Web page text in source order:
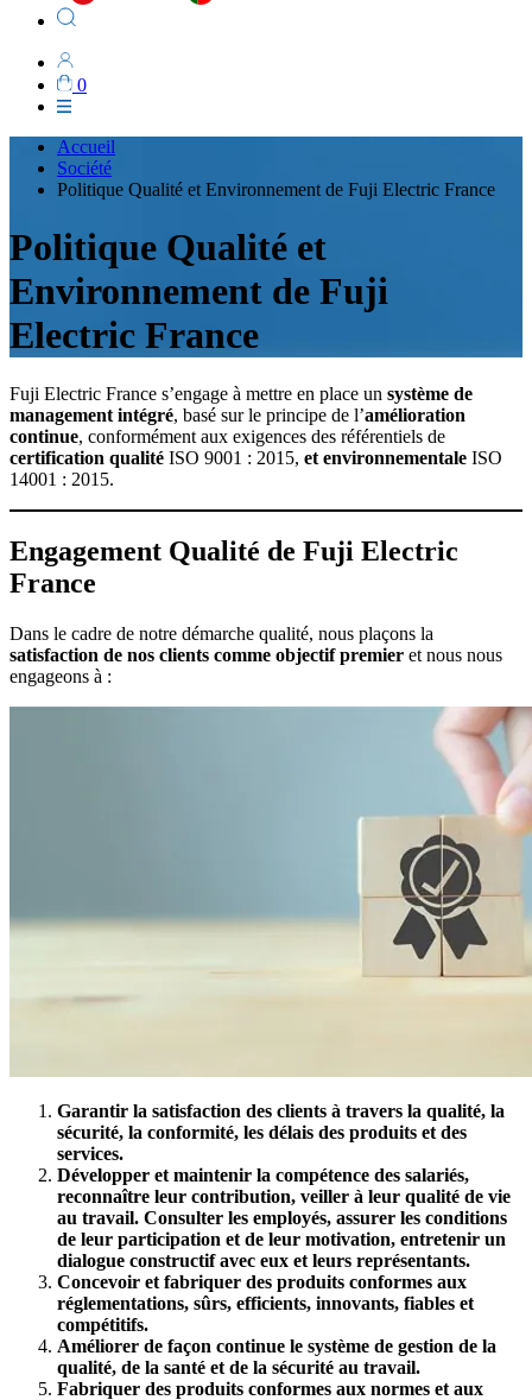
0
Accueil
Société
Politique Qualité et Environnement de Fuji Electric France
Politique Qualité et
Environnement de Fuji
Electric France
Fuji Electric France s’engage à mettre en place un système de
management intégré, basé sur le principe de l’amélioration
continue, conformément aux exigences des référentiels de
certification qualité ISO 9001 : 2015, et environnementale ISO
14001 : 2015.
Engagement Qualité de Fuji Electric
France
Dans le cadre de notre démarche qualité, nous plaçons la
satisfaction de nos clients comme objectif premier et nous nous
engageons à :
Garantir la satisfaction des clients à travers la qualité, la
sécurité, la conformité, les délais des produits et des
services.
Développer et maintenir la compétence des salariés,
reconnaître leur contribution, veiller à leur qualité de vie
au travail. Consulter les employés, assurer les conditions
de leur participation et de leur motivation, entretenir un
dialogue constructif avec eux et leurs représentants.
Concevoir et fabriquer des produits conformes aux
réglementations, sûrs, efficients, innovants, fiables et
compétitifs.
Améliorer de façon continue le système de gestion de la
qualité, de la santé et de la sécurité au travail.
Fabriquer des produits conformes aux normes et aux